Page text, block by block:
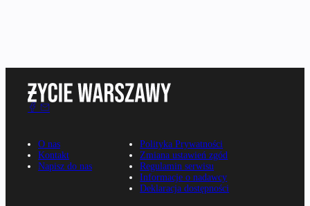
O nas
Kontakt
Napisz do nas
Polityka Prywatności
Zmiana ustawień zgód
Regulamin serwisu
Informacje o nadawcy
Deklaracja dostępności